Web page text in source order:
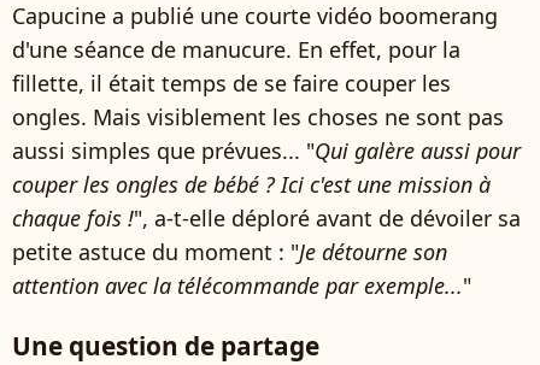
Capucine a publié une courte vidéo boomerang
d'une séance de manucure. En effet, pour la
fillette, il était temps de se faire couper les
ongles. Mais visiblement les choses ne sont pas
aussi simples que prévues... "Qui galère aussi pour
couper les ongles de bébé ? Ici c'est une mission à
chaque fois !", a-t-elle déploré avant de dévoiler sa
petite astuce du moment : "Je détourne son
attention avec la télécommande par exemple..."
Une question de partage